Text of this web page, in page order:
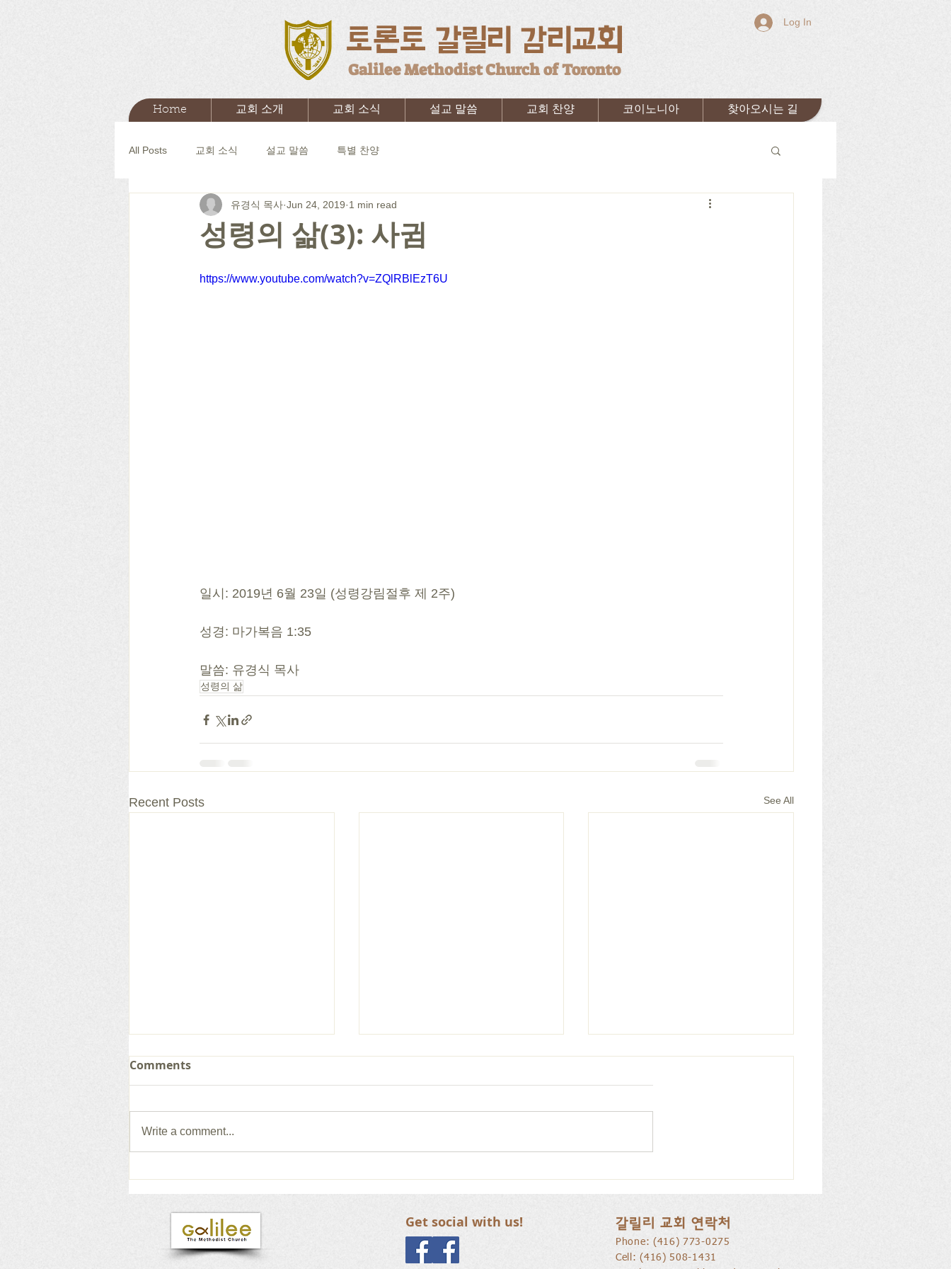
토론토 갈릴리 감리교회
Galilee Methodist Church of Toronto
Log In
Home 교회 소개 교회 소식 설교 말씀 교회 찬양 코이노니아 찾아오시는 길
All Posts 교회 소식 설교 말씀 특별 찬양
성령의 삶(3): 사귐
유경식 목사 Jun 24, 2019 1 min read
https://www.youtube.com/watch?v=ZQlRBlEzT6U
일시: 2019년 6월 23일 (성령강림절후 제 2주)
성경: 마가복음 1:35
말씀: 유경식 목사
성령의 삶
Recent Posts See All
갈릴리 교회, 그레이스 찬양
단, 2026.08.02
갈릴리 교회, 장로님 특별찬
양, 2026.07.26
갈릴리 교회, 피아노 특별찬
양, 2026.07.12
Comments
Write a comment...
Get social with us! 갈릴리 교회 연락처
Phone: ​(416) 773-0275
Cell: (416) 508-1431